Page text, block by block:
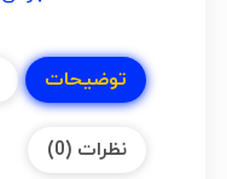
توضیحات
نظرات (0)